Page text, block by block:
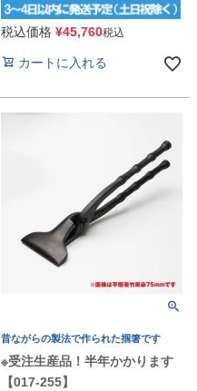
税込価格 ¥45,760税込
カートに入れる
昔ながらの製法で作られた掴箸です
※受注生産品！半年かかります
【017-255】